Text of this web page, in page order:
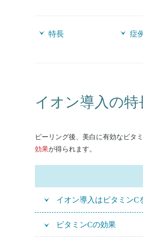
特長 症
イオン導入の特
ピーリング後、美白に有効なビタ
効果が得られます。
イオン導入はビタミンC
ビタミンCの効果